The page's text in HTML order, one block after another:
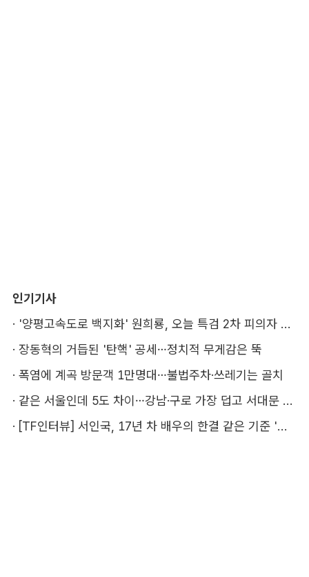
인기기사
·
'양평고속도로 백지화' 원희룡, 오늘 특검 2차 피의자 조사
· 장동혁의 거듭된 '탄핵' 공세…정치적 무게감은 뚝
· 폭염에 계곡 방문객 1만명대…불법주차·쓰레기는 골치
·
같은 서울인데 5도 차이…강남·구로 가장 덥고 서대문 낫다
·
[TF인터뷰] 서인국, 17년 차 배우의 한결 같은 기준 '성장'